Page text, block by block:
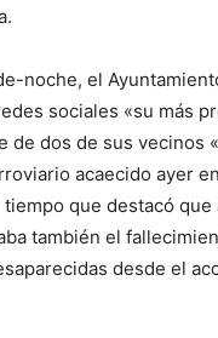
noche, el
sociales «su más
de dos de sus vecinos
acaecido ayer
tiempo que destacó que
también el
desde el